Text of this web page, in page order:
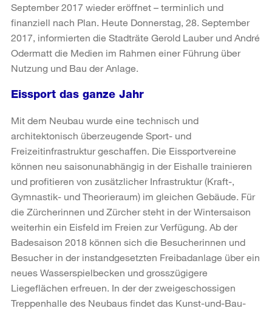
September 2017 wieder eröffnet – terminlich und
finanziell nach Plan. Heute Donnerstag, 28. September
2017, informierten die Stadträte Gerold Lauber und André
Odermatt die Medien im Rahmen einer Führung über
Nutzung und Bau der Anlage.
Eissport das ganze Jahr
Mit dem Neubau wurde eine technisch und
architektonisch überzeugende Sport- und
Freizeitinfrastruktur geschaffen. Die Eissportvereine
können neu saisonunabhängig in der Eishalle trainieren
und profitieren von zusätzlicher Infrastruktur (Kraft-,
Gymnastik- und Theorieraum) im gleichen Gebäude. Für
die Zürcherinnen und Zürcher steht in der Wintersaison
weiterhin ein Eisfeld im Freien zur Verfügung. Ab der
Badesaison 2018 können sich die Besucherinnen und
Besucher in der instandgesetzten Freibadanlage über ein
neues Wasserspielbecken und grosszügigere
Liegeflächen erfreuen. In der der zweigeschossigen
Treppenhalle des Neubaus findet das Kunst-und-Bau-